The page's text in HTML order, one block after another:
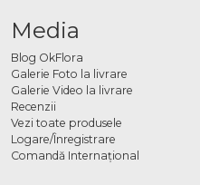
Media
Blog OkFlora
Galerie Foto la livrare
Galerie Video la livrare
Recenzii
Vezi toate produsele
Logare/Înregistrare
Comandă Internațional